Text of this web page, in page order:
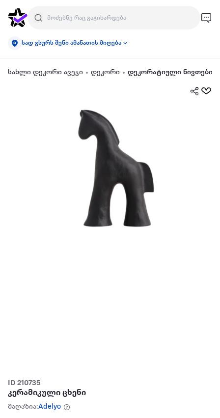
სად გსურს შენი ამანათის მიღება
სახლი დეკორი ავეჯი დეკორი დეკორატიული ნივთები
ID 210735
კერამიკული ცხენი
მაღაზია:Adelyo